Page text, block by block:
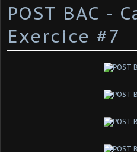
POST BAC -
Exercice #7